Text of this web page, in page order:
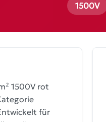
1500V
1500V rot
für